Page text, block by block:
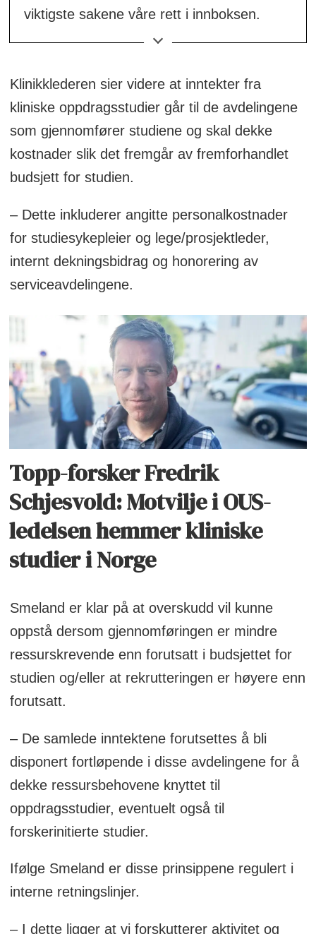
viktigste sakene våre rett i innboksen.
Klinikklederen sier videre at inntekter fra
kliniske oppdragsstudier går til de avdelingene
som gjennomfører studiene og skal dekke
kostnader slik det fremgår av fremforhandlet
budsjett for studien.
– Dette inkluderer angitte personalkostnader
for studiesykepleier og lege/prosjektleder,
internt dekningsbidrag og honorering av
serviceavdelingene.
Topp-forsker Fredrik
Schjesvold: Motvilje i OUS-
ledelsen hemmer kliniske
studier i Norge
Smeland er klar på at overskudd vil kunne
oppstå dersom gjennomføringen er mindre
ressurskrevende enn forutsatt i budsjettet for
studien og/eller at rekrutteringen er høyere enn
forutsatt.
– De samlede inntektene forutsettes å bli
disponert fortløpende i disse avdelingene for å
dekke ressursbehovene knyttet til
oppdragsstudier, eventuelt også til
forskerinitierte studier.
Ifølge Smeland er disse prinsippene regulert i
interne retningslinjer.
– I dette ligger at vi forskutterer aktivitet og